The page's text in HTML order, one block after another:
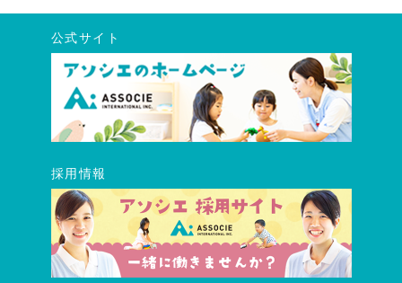
公式サイト
採用情報